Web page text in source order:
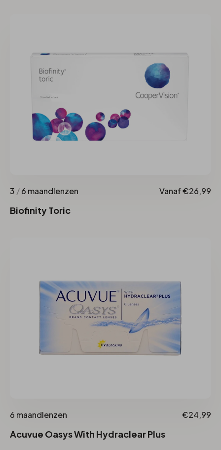
3 /6 maandlenzen Vanaf €26,99
Biofinity Toric
6 maandlenzen €24,99
Acuvue Oasys With Hydraclear Plus